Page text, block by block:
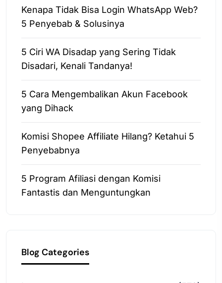
Kenapa Tidak Bisa Login WhatsApp Web?
5 Penyebab & Solusinya
5 Ciri WA Disadap yang Sering Tidak
Disadari, Kenali Tandanya!
5 Cara Mengembalikan Akun Facebook
yang Dihack
Komisi Shopee Affiliate Hilang? Ketahui 5
Penyebabnya
5 Program Afiliasi dengan Komisi
Fantastis dan Menguntungkan
Blog Categories